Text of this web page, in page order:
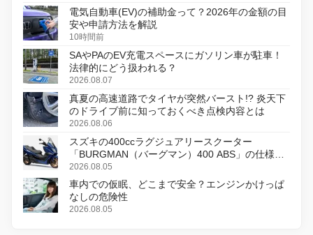
電気自動車(EV)の補助金って？2026年の金額の目
安や申請方法を解説
10時間前
SAやPAのEV充電スペースにガソリン車が駐車！
法律的にどう扱われる？
2026.08.07
真夏の高速道路でタイヤが突然バースト!? 炎天下
のドライブ前に知っておくべき点検内容とは
2026.08.06
スズキの400ccラグジュアリースクーター
「BURGMAN（バーグマン）400 ABS」の仕様を
変更し、8月18日に発売
2026.08.05
車内での仮眠、どこまで安全？エンジンかけっぱ
なしの危険性
2026.08.05